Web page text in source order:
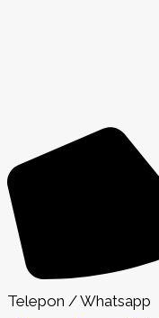
Telepon / Whatsapp